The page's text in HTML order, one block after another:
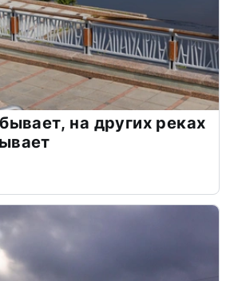
на других реках